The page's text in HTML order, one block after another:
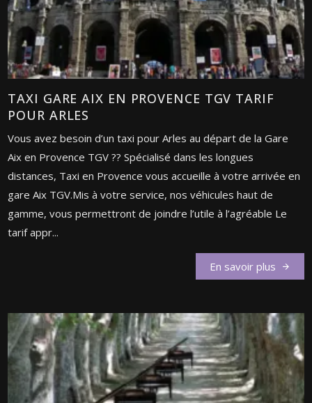
TAXI GARE AIX EN PROVENCE TGV TARIF
POUR ARLES
Vous avez besoin d’un taxi pour Arles au départ de la Gare
Aix en Provence TGV ?? Spécialisé dans les longues
distances, Taxi en Provence vous accueille à votre arrivée en
gare Aix TGV.Mis à votre service, nos véhicules haut de
gamme, vous permettront de joindre l’utile à l’agréable Le
tarif appr...
En savoir plus